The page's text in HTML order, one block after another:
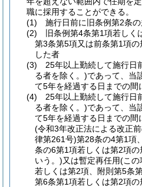
職に採用することができる。
(1)
施行日前に旧条例第2条
(2)
旧条例第4条第1項若しく
第3条第5項又は前条第1項
した者
(3)
25年以上勤続して施行日
る者を除く。)であって、当
て5年を経過する日までの間
(4)
25年以上勤続して施行日
る者を除く。)であって、当
て5年を経過する日までの間
(令和3年改正法による改正
律第261号)第28条の4第1項
条の6第1項若しくは第2項
いう。)又は暫定再任用(この
若しくは第2項、附則第5条
第6条第1項若しくは第2項